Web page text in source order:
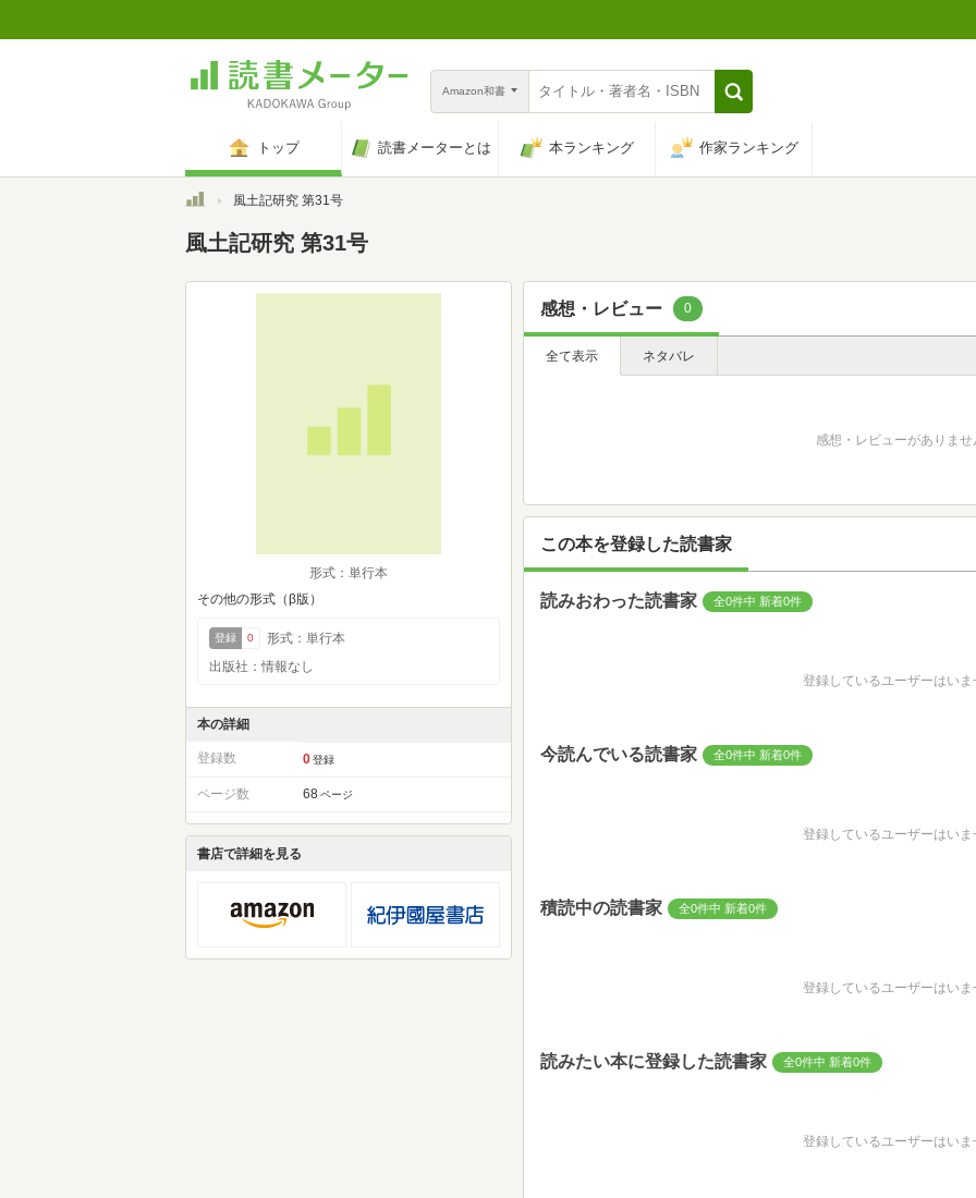
Amazon和書
トップ 読書メーターとは 本ランキング 作家ランキング
トップ風土記研究 第31号
風土記研究 第31号
形式：単行本
その他の形式（β版）
登録 0
形式：単行本
出版社：情報なし
本の詳細
登録数 0 登録
ページ数 68 ページ
書店で詳細を見る
感想・レビュー 0
全て表示 ネタバレ
感想・レビューがありませ
この本を登録した読書家
読みおわった読書家 全0件中 新着0件
登録しているユーザーはいま
今読んでいる読書家 全0件中 新着0件
登録しているユーザーはいま
積読中の読書家 全0件中 新着0件
登録しているユーザーはいま
読みたい本に登録した読書家 全0件中 新着0件
登録しているユーザーはいま